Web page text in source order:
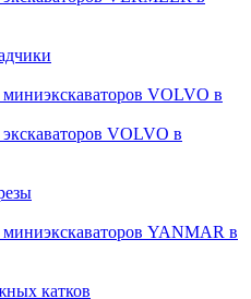
миниэкскаваторов VOLVO в
экскаваторов VOLVO в
миниэкскаваторов YANMAR в
катков